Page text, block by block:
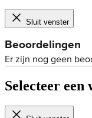
Sluit venster
Selecteer een